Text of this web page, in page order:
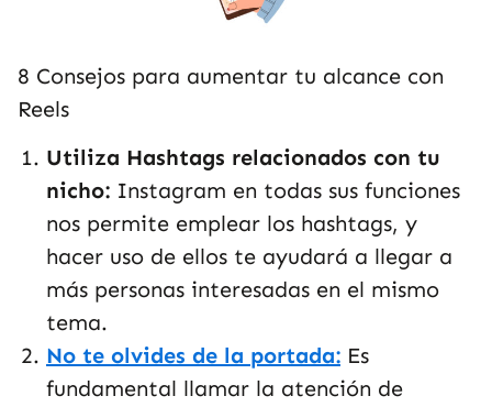
8 Consejos para aumentar tu alcance con
Reels
Utiliza Hashtags relacionados con tu
nicho: Instagram en todas sus funciones
nos permite emplear los hashtags, y
hacer uso de ellos te ayudará a llegar a
más personas interesadas en el mismo
tema.
No te olvides de la portada: Es
fundamental llamar la atención de